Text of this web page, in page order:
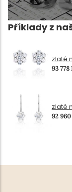
Příklady z
zlaté
93
zlaté
92